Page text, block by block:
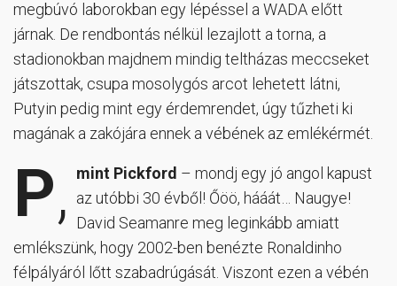
megbúvó laborokban egy lépéssel a WADA előtt
járnak. De rendbontás nélkül lezajlott a torna, a
stadionokban majdnem mindig teltházas meccseket
játszottak, csupa mosolygós arcot lehetett látni,
Putyin pedig mint egy érdemrendet, úgy tűzheti ki
magának a zakójára ennek a vébének az emlékérmét.
P, mint Pickford – mondj egy jó angol kapust
az utóbbi 30 évből! Őöö, hááát… Naugye!
David Seamanre meg leginkább amiatt
emlékszünk, hogy 2002-ben benézte Ronaldinho
félpályáról lőtt szabadrúgását. Viszont ezen a vébén